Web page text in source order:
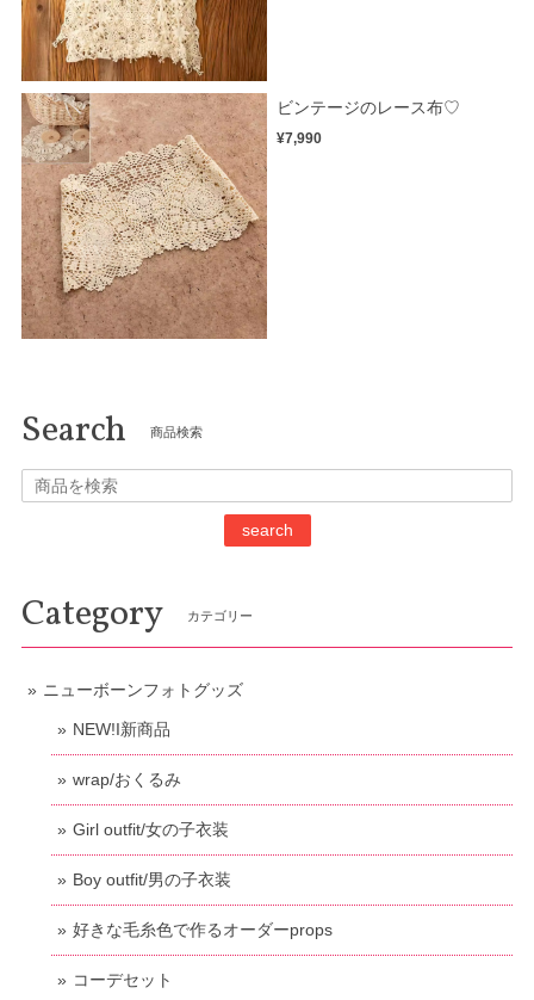
ビンテージのレース布♡
¥7,990
Search 商品検索
search
Category カテゴリー
ニューボーンフォトグッズ
NEW!I新商品
wrap/おくるみ
Girl outfit/女の子衣装
Boy outfit/男の子衣装
好きな毛糸色で作るオーダーprops
コーデセット